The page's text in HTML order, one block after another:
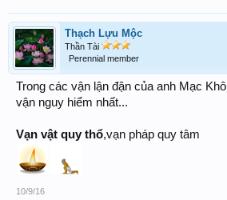
Thạch Lựu Mộc
Thần Tài
Perennial member
Trong các vận lận đận của anh Mạc
vận nguy hiểm nhất...
Vạn vật quy thổ,vạn pháp quy tâm
10/9/16